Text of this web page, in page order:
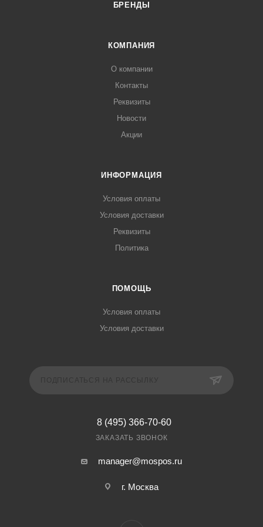
БРЕНДЫ
КОМПАНИЯ
О компании
Контакты
Реквизиты
Новости
Акции
ИНФОРМАЦИЯ
Условия оплаты
Условия доставки
Реквизиты
Политика
ПОМОЩЬ
Условия оплаты
Условия доставки
8 (495) 366-70-60
ЗАКАЗАТЬ ЗВОНОК
manager@mospos.ru
г. Москва